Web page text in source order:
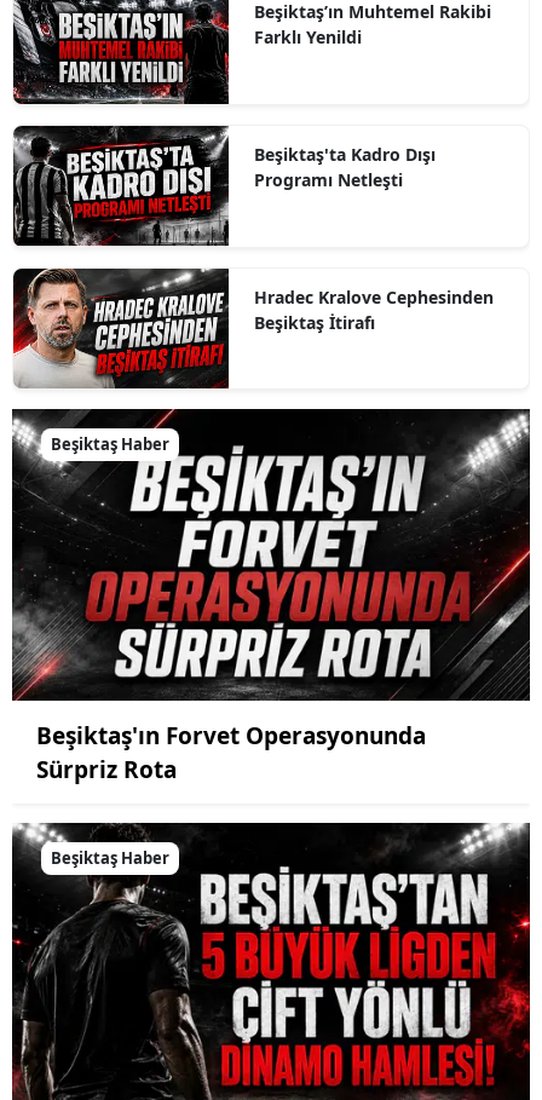
Beşiktaş’ın Muhtemel Rakibi
Farklı Yenildi
Beşiktaş'ta Kadro Dışı
Programı Netleşti
Hradec Kralove Cephesinden
Beşiktaş İtirafı
Beşiktaş Haber
Beşiktaş'ın Forvet Operasyonunda
Sürpriz Rota
Beşiktaş Haber